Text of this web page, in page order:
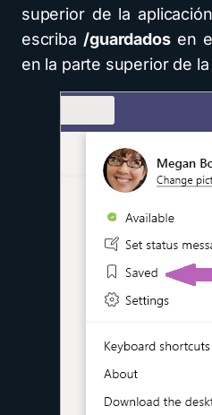
superior de la
escriba /guardadosen
en la parte superior de